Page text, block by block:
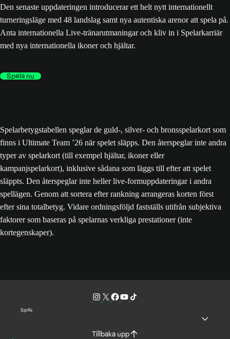
Den senaste uppdateringen introducerar ett helt nytt internationellt
turneringsläge med 48 landslag samt nya autentiska arenor att spela på.
Anta internationella Live-tränarutmaningar och kliv in i Spelarkarriär
med nya internationella ikoner och hjältar.
Spela nu
Spelarbetygstabellen speglar de guld-, silver- och bronsspelarkort som
finns i Ultimate Team ’26 när spelet släpps. Den återspeglar inte andra
typer av spelarkort (till exempel hjältar, ikoner eller
kampanjspelarkort), inklusive sådana som läggs till efter att spelet
släppts. Den återspeglar inte heller live-formuppdateringar i andra
spellägen. Genom att sortera efter rankning arrangeras korten först
efter sina totalbetyg. Vidare ordningsföljd fastställs utifrån subjektiva
faktorer som baseras på spelarnas verkliga prestationer (inte
kortegenskaper).
Språk
Tillbaka upp